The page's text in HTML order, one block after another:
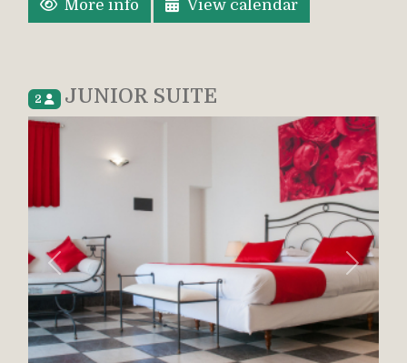
More info View calendar
2 JUNIOR SUITE
Previous Next